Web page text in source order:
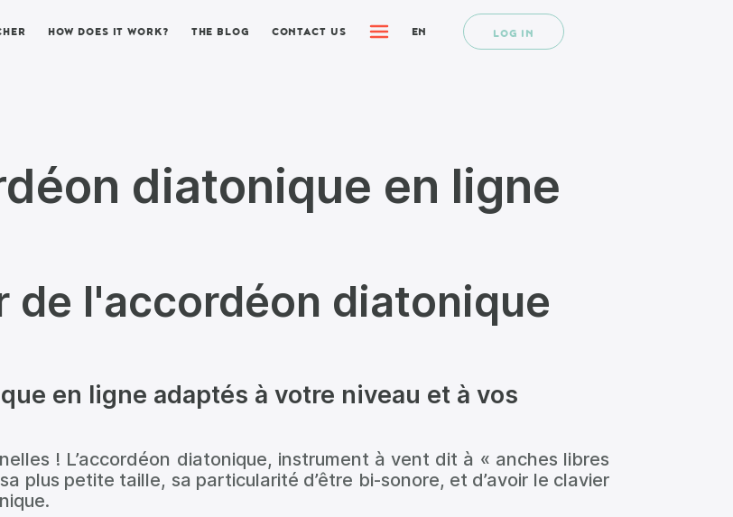
HOW DOES IT WORK? THE BLOG CONTACT US EN LOG IN
diatonique en ligne
de l'accordéon diatonique
en ligne adaptés à votre niveau et à vos
! L’accordéon diatonique, instrument à vent dit à « anches libres
plus petite taille, sa particularité d’être bi-sonore, et d’avoir le clavier